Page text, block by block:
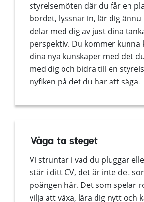
styrelsemöten där du får en
bordet, lyssnar in, lär dig ännu
delar med dig av just dina
perspektiv. Du kommer kunna
dina nya kunskaper med det
med dig och bidra till en
nyfiken på det du har att säga.
Våga ta steget
Vi struntar i vad du pluggar
står i ditt CV, det är inte det
poängen här. Det som spelar
vilja att växa, lära dig nytt och